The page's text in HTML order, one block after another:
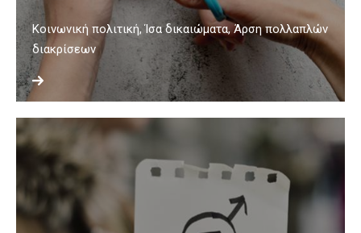
Κοινωνική πολιτική, Ίσα δικαιώματα, Άρση πολλαπλών
διακρίσεων